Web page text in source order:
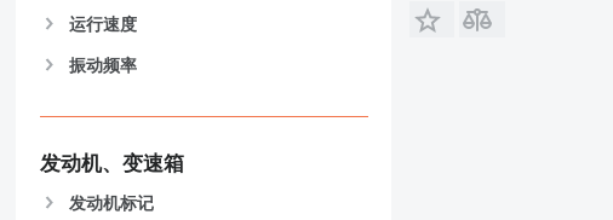
运行速度
振动频率
发动机、变速箱
发动机标记